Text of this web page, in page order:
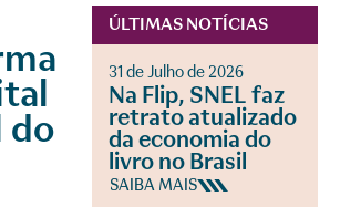
do
ÚLTIMAS NOTÍCIAS
31 de Julho de 2026
Na Flip, SNEL faz
retrato atualizado
da economia do
livro no Brasil
SAIBA MAIS